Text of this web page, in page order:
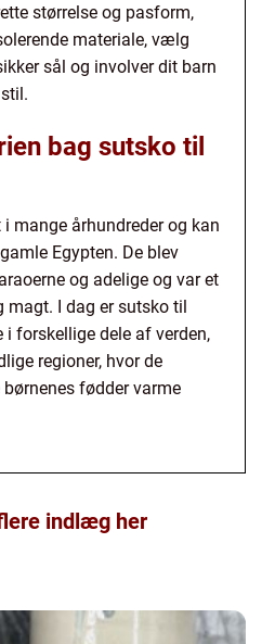
størrelse og pasform,
materiale, vælg
sål og involver dit barn
bag sutsko til
mange århundreder og kan
Egypten. De blev
og adelige og var et
magt. I dag er sutsko til
forskellige dele af verden,
regioner, hvor de
fødder varme
indlæg her